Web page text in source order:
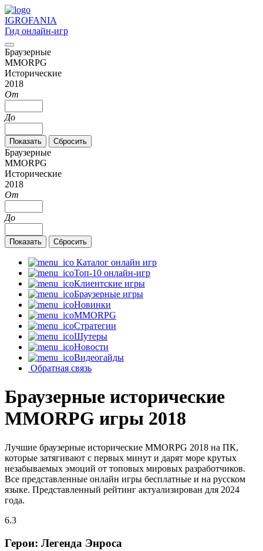
IGROFANIA
Гид онлайн-игр
Браузерные
MMORPG
Исторические
2018
От
До
Браузерные
MMORPG
Исторические
2018
От
До
Каталог онлайн игр
Топ-10 онлайн-игр
Клиентские игры
Браузерные игры
Новинки
MMORPG
Стратегии
Шутеры
Новости
Видеогайды
Обратная связь
Браузерные исторические
MMORPG игры 2018
Лучшие браузерные исторические MMORPG 2018 на ПК,
которые затягивают с первых минут и дарят море крутых
незабываемых эмоций от топовых мировых разработчиков.
Все представленные онлайн игры бесплатные и на русском
языке. Представленный рейтинг актуализирован для 2024
года.
6.3
Герои: Легенда Энроса